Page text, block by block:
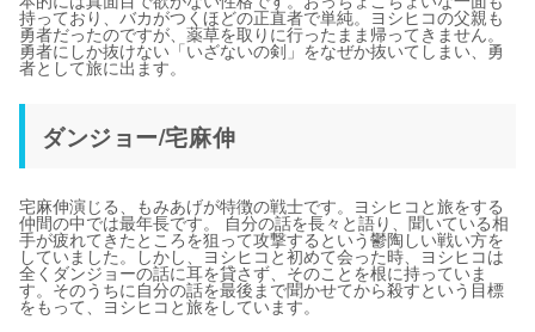
持っており、バカがつくほどの正直者で単純。ヨシヒコの父親も
勇者だったのですが、薬草を取りに行ったまま帰ってきません。
勇者にしか抜けない「いざないの剣」をなぜか抜いてしまい、勇
者として旅に出ます。
ダンジョー/宅麻伸
宅麻伸演じる、もみあげが特徴の戦士です。ヨシヒコと旅をする
仲間の中では最年長です。 自分の話を長々と語り、聞いている相
手が疲れてきたところを狙って攻撃するという鬱陶しい戦い方を
していました。しかし、ヨシヒコと初めて会った時、ヨシヒコは
全くダンジョーの話に耳を貸さず、そのことを根に持っていま
す。そのうちに自分の話を最後まで聞かせてから殺すという目標
をもって、ヨシヒコと旅をしています。